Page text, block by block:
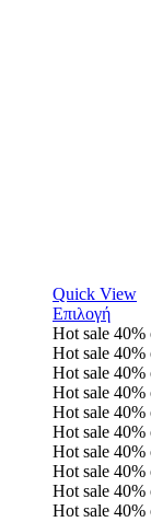
Quick View
Επιλογή
Hot sale 40%
Hot sale 40%
Hot sale 40%
Hot sale 40%
Hot sale 40%
Hot sale 40%
Hot sale 40%
Hot sale 40%
Hot sale 40%
Hot sale 40%